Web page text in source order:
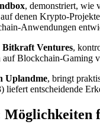
, demonstriert, wie
denen Krypto-
Anwendungen
Bitkraft Ventures,
Blockchain-Gaming
Uplandme, bringt
entscheidende
Möglichkeiten